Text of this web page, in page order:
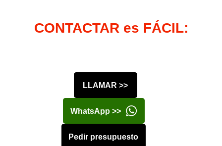
CONTACTAR es FÁCIL:
LLAMAR >>
WhatsApp >>
Pedir presupuesto